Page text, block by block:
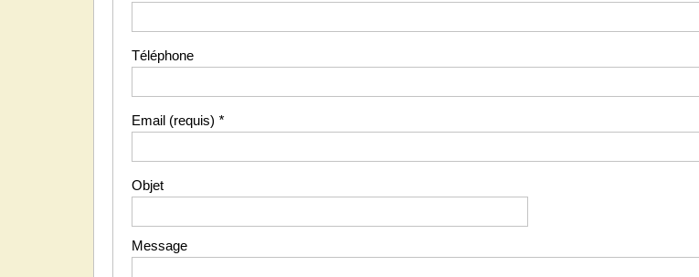
Téléphone
Email (requis) *
Objet
Message